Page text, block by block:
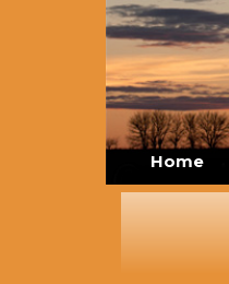
Direkt zum Seiteninhalt
Home